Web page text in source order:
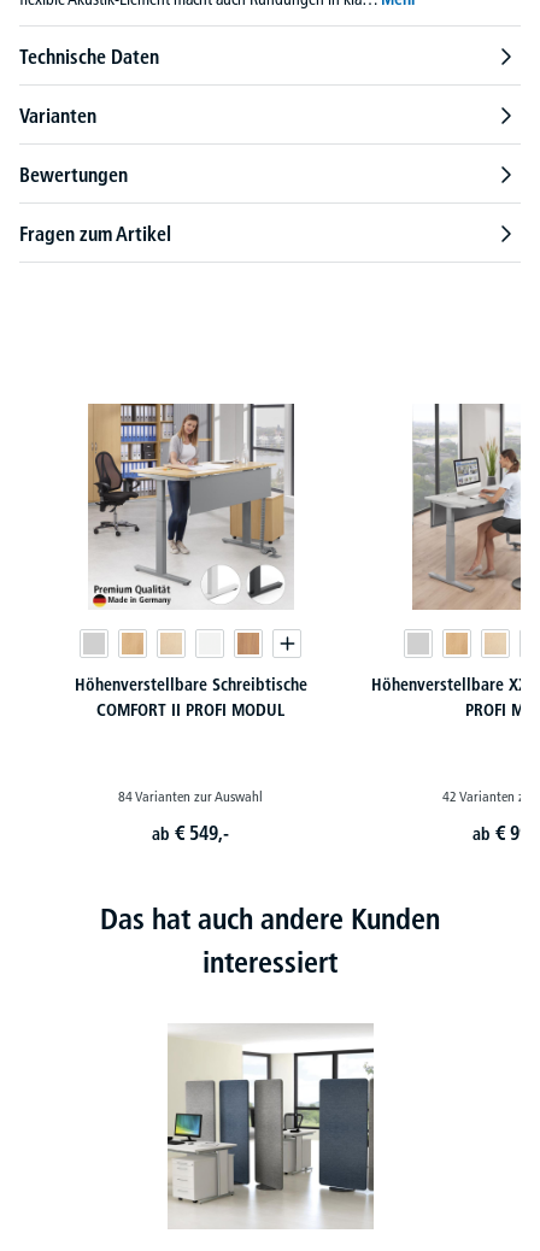
Technische Daten
Varianten
Bewertungen
Fragen zum Artikel
Höhenverstellbare Schreibtische
COMFORT II PROFI MODUL
84 Varianten zur Auswahl
ab€ 549,-
Höhenverstellbare
PROFI
42 Varianten zur
ab €
Das hat auch andere Kunden
interessiert